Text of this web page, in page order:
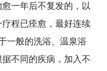
一年后不复发的，以
程已痊愈，最好连续
一般的洗浴、温泉浴
不同的疾病，加入不